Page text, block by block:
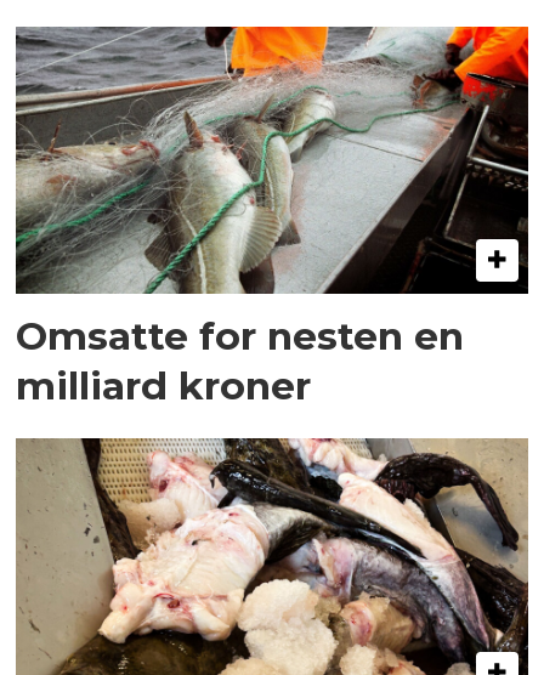
Omsatte for nesten en
milliard kroner